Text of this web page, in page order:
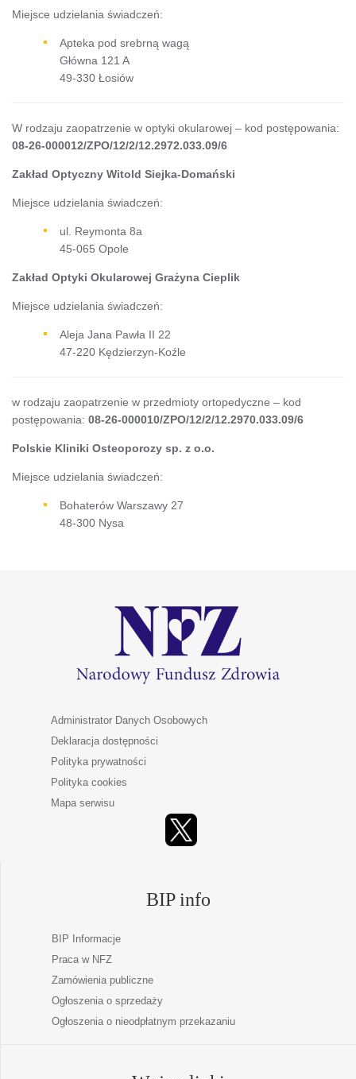
Miejsce udzielania świadczeń:
Apteka pod srebrną wagą
Główna 121 A
49-330 Łosiów
W rodzaju zaopatrzenie w optyki okularowej – kod postępowania:
08-26-000012/ZPO/12/2/12.2972.033.09/6
Zakład Optyczny Witold Siejka-Domański
Miejsce udzielania świadczeń:
ul. Reymonta 8a
45-065 Opole
Zakład Optyki Okularowej Grażyna Cieplik
Miejsce udzielania świadczeń:
Aleja Jana Pawła II 22
47-220 Kędzierzyn-Koźle
w rodzaju zaopatrzenie w przedmioty ortopedyczne – kod
postępowania: 08-26-000010/ZPO/12/2/12.2970.033.09/6
Polskie Kliniki Osteoporozy sp. z o.o.
Miejsce udzielania świadczeń:
Bohaterów Warszawy 27
48-300 Nysa
Administrator Danych Osobowych
Deklaracja dostępności
Polityka prywatności
Polityka cookies
Mapa serwisu
BIP info
BIP Informacje
Praca w NFZ
Zamówienia publiczne
Ogłoszenia o sprzedaży
Ogłoszenia o nieodpłatnym przekazaniu